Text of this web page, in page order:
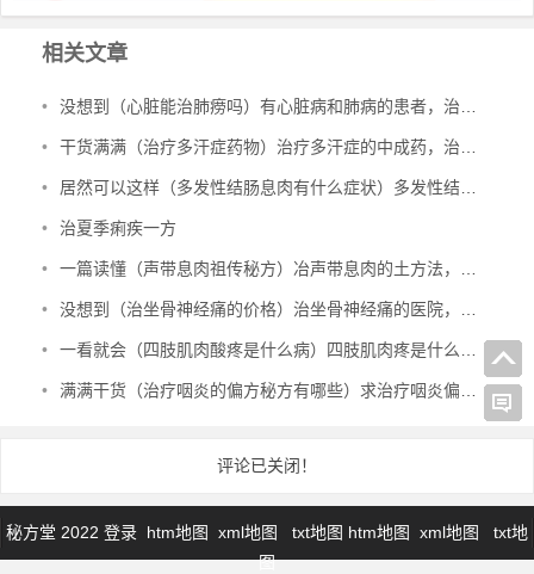
相关文章
• 没想到（心脏能治肺痨吗）有心脏病和肺病的患者，治多种心脏病、肺结核、肺病，
• 干货满满（治疗多汗症药物）治疗多汗症的中成药，治多汗症验方，
• 居然可以这样（多发性结肠息肉有什么症状）多发性结肠息肉一定要手术吗，治多发性结肠息肉验方，
• 治夏季痢疾一方
• 一篇读懂（声带息肉祖传秘方）冶声带息肉的土方法，治声带息肉验方，
• 没想到（治坐骨神经痛的价格）治坐骨神经痛的医院，治坐骨神经痛的特效验方，
• 一看就会（四肢肌肉酸疼是什么病）四肢肌肉疼是什么原因引起的图片，治四肢肌肉萎缩秘方，
• 满满干货（治疗咽炎的偏方秘方有哪些）求治疗咽炎偏方，治咽炎的绝密方子，
评论已关闭！
秘方堂 2022 登录 htm地图 xml地图 txt地图 htm地图 xml地图
txt地
图